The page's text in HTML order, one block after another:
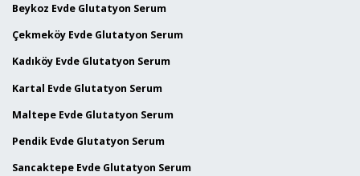
Beykoz Evde Glutatyon Serum
Çekmeköy Evde Glutatyon Serum
Kadıköy Evde Glutatyon Serum
Kartal Evde Glutatyon Serum
Maltepe Evde Glutatyon Serum
Pendik Evde Glutatyon Serum
Sancaktepe Evde Glutatyon Serum